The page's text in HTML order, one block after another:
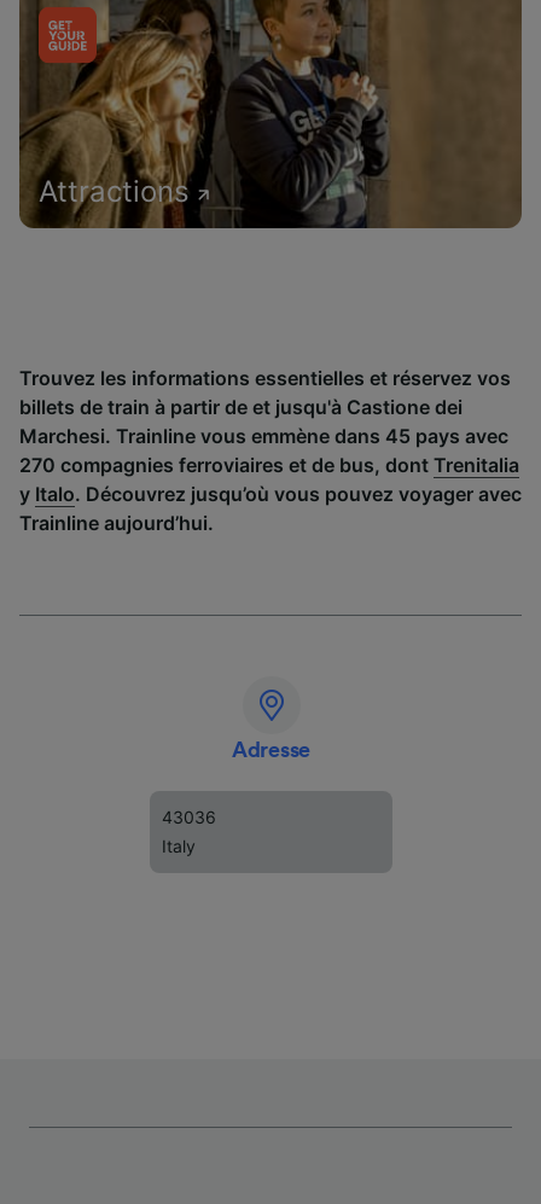
Attractions
Trouvez les informations essentielles et réservez vos
billets de train à partir de et jusqu'à Castione dei
Marchesi. Trainline vous emmène dans 45 pays avec
270 compagnies ferroviaires et de bus, dont Trenitalia
y Italo. Découvrez jusqu’où vous pouvez voyager avec
Trainline aujourd’hui.
Adresse
43036
Italy